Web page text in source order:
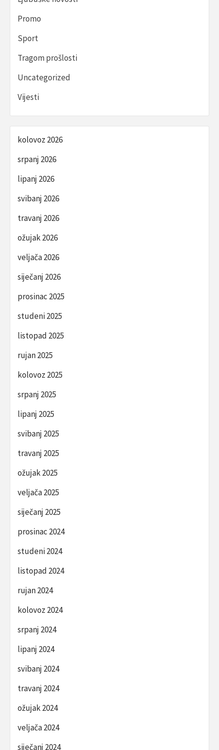
Promo
Sport
Tragom prošlosti
Uncategorized
Vijesti
kolovoz 2026
srpanj 2026
lipanj 2026
svibanj 2026
travanj 2026
ožujak 2026
veljača 2026
siječanj 2026
prosinac 2025
studeni 2025
listopad 2025
rujan 2025
kolovoz 2025
srpanj 2025
lipanj 2025
svibanj 2025
travanj 2025
ožujak 2025
veljača 2025
siječanj 2025
prosinac 2024
studeni 2024
listopad 2024
rujan 2024
kolovoz 2024
srpanj 2024
lipanj 2024
svibanj 2024
travanj 2024
ožujak 2024
veljača 2024
siječanj 2024